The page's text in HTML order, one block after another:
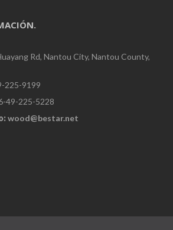
Rd, Nantou City, Nantou County,
225-9199
49-225-5228
wood@bestar.net